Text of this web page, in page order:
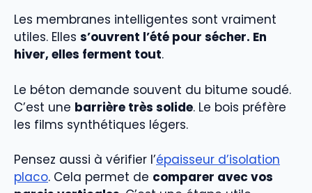
Les membranes intelligentes sont vraiment
utiles. Elles s’ouvrent l’été pour sécher. En
hiver, elles ferment tout.
Le béton demande souvent du bitume soudé.
C’est une barrière très solide. Le bois préfère
les films synthétiques légers.
Pensez aussi à vérifier l’épaisseur d’isolation
placo. Cela permet de comparer avec vos